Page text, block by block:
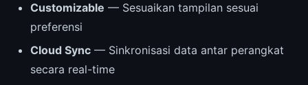
Customizable — Sesuaikan tampilan sesuai
preferensi
Cloud Sync — Sinkronisasi data antar perangkat
secara real-time